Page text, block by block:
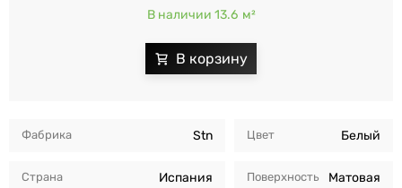
Фабрика Stn
Страна Испания
Цвет Белый
Поверхность Матовая
В наличии 13.6 м²